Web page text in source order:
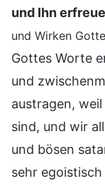
und Ihn
und Wirken
Gottes Worte
und
austragen,
sind, und wir
und bösen
sehr